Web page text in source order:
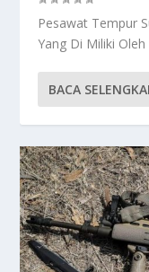
Pesawat Tempur
Yang Di Miliki
BACA